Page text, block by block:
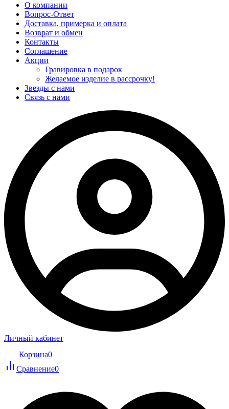
О компании
Вопрос-Ответ
Доставка, примерка и оплата
Возврат и обмен
Контакты
Соглашение
Акции
Гравировка в подарок
Желаемое изделие в рассрочку!
Звезды с нами
Связь с нами
Личный кабинет
Корзина0
Сравнение0